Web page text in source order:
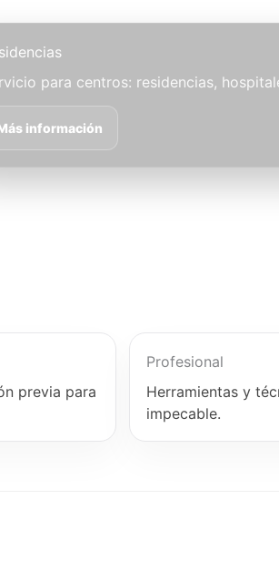
para centros: residencias,
información
previa para
Profesional
Herramientas y
impecable.